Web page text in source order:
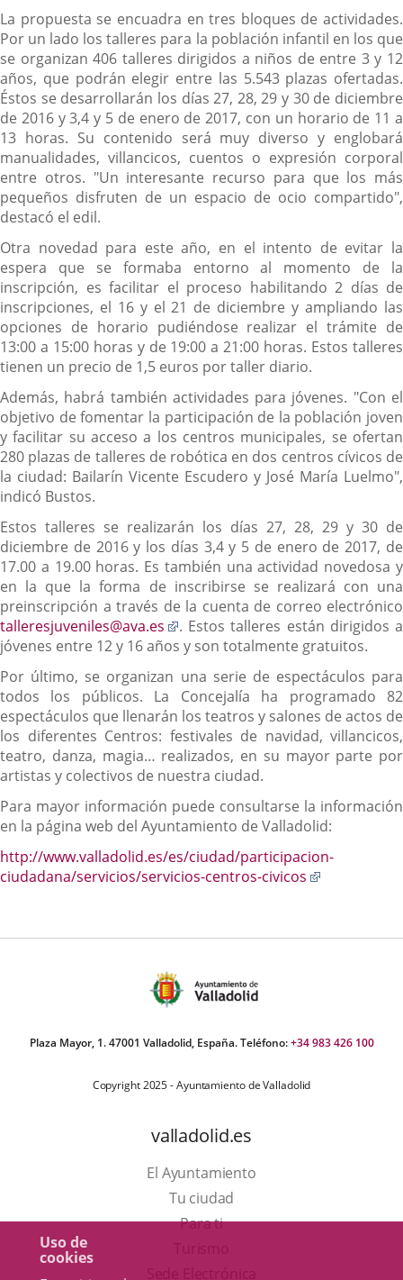
Uso de
cookies
La propuesta se encuadra en tres bloques de actividades.
Por un lado los talleres para la población infantil en los que
se organizan 406 talleres dirigidos a niños de entre 3 y 12
años, que podrán elegir entre las 5.543 plazas ofertadas.
Éstos se desarrollarán los días 27, 28, 29 y 30 de diciembre
de 2016 y 3,4 y 5 de enero de 2017, con un horario de 11 a
13 horas. Su contenido será muy diverso y englobará
manualidades, villancicos, cuentos o expresión corporal
entre otros. "Un interesante recurso para que los más
pequeños disfruten de un espacio de ocio compartido",
destacó el edil.
Otra novedad para este año, en el intento de evitar la
espera que se formaba entorno al momento de la
inscripción, es facilitar el proceso habilitando 2 días de
inscripciones, el 16 y el 21 de diciembre y ampliando las
opciones de horario pudiéndose realizar el trámite de
13:00 a 15:00 horas y de 19:00 a 21:00 horas. Estos talleres
tienen un precio de 1,5 euros por taller diario.
Además, habrá también actividades para jóvenes. "Con el
objetivo de fomentar la participación de la población joven
y facilitar su acceso a los centros municipales, se ofertan
280 plazas de talleres de robótica en dos centros cívicos de
la ciudad: Bailarín Vicente Escudero y José María Luelmo",
indicó Bustos.
Estos talleres se realizarán los días 27, 28, 29 y 30 de
diciembre de 2016 y los días 3,4 y 5 de enero de 2017, de
17.00 a 19.00 horas. Es también una actividad novedosa y
en la que la forma de inscribirse se realizará con una
preinscripción a través de la cuenta de correo electrónico
talleresjuveniles@ava.es
Enlace
a
aplicación
externa.
. Estos talleres están dirigidos a
jóvenes entre 12 y 16 años y son totalmente gratuitos.
Por último, se organizan una serie de espectáculos para
todos los públicos. La Concejalía ha programado 82
espectáculos que llenarán los teatros y salones de actos de
los diferentes Centros: festivales de navidad, villancicos,
teatro, danza, magia… realizados, en su mayor parte por
artistas y colectivos de nuestra ciudad.
Para mayor información puede consultarse la información
en la página web del Ayuntamiento de Valladolid:
http://www.valladolid.es/es/ciudad/participacion-
ciudadana/servicios/servicios-centros-civicos
aplicación
Plaza Mayor, 1. 47001 Valladolid, España. Teléfono:+34 983 426 100
Copyright 2025 - Ayuntamiento de Valladolid
valladolid.es
El Ayuntamiento
Tu ciudad
Para ti